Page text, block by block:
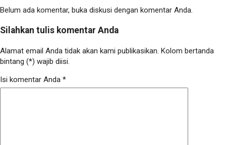
Belum ada komentar, buka diskusi dengan komentar Anda.
Silahkan tulis komentar Anda
Alamat email Anda tidak akan kami publikasikan. Kolom bertanda
bintang (*) wajib diisi.
Isi komentar Anda *